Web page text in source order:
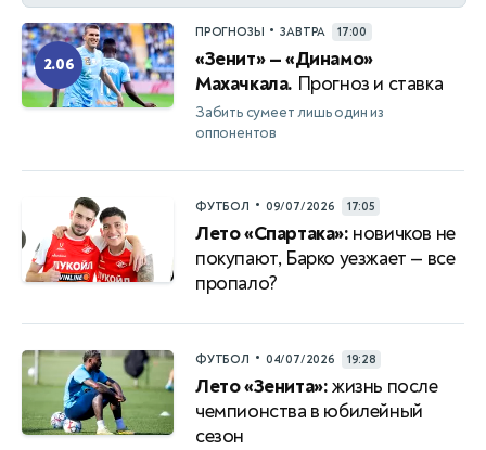
2.06
ПРОГНОЗЫ • ЗАВТРА 17:00
«Зенит» — «Динамо»
Махачкала. Прогноз и ставка
Забить сумеет лишь один из
оппонентов
ФУТБОЛ • 09/07/2026 17:05
Лето «Спартака»: новичков не
покупают, Барко уезжает — все
пропало?
ФУТБОЛ • 04/07/2026 19:28
Лето «Зенита»:жизнь после
чемпионства в юбилейный
сезон